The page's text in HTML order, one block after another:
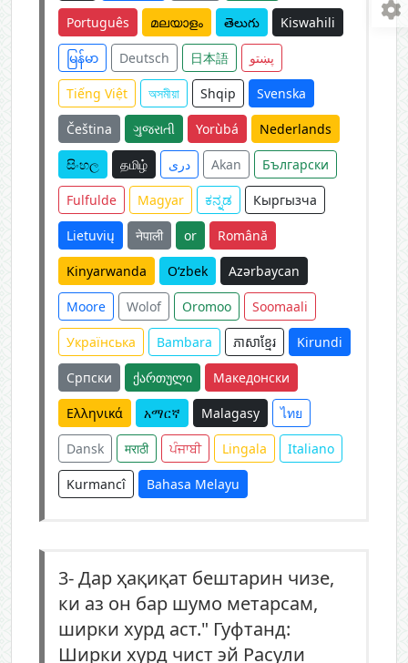
Português മലയാളം తెలుగు Kiswahili
မြန်မာ Deutsch 日本語 پښتو
Tiếng Việt অসমীয়া Shqip Svenska
Čeština ગુજરાતી Yorùbá Nederlands
සිංහල தமிழ் دری Akan Български
Fulfulde Magyar ಕನ್ನಡ Кыргызча
Lietuvių नेपाली or Română
Kinyarwanda O‘zbek Azərbaycan
Moore Wolof Oromoo Soomaali
Українська Bambara ភាសាខ្មែរ Kirundi
Српски ქართული Македонски
Ελληνικά አማርኛ Malagasy ไทย
Dansk मराठी ਪੰਜਾਬੀ Lingala Italiano
Kurmancî Bahasa Melayu
3-Дар ҳақиқат бештарин чизе,
ки аз он бар шумо метарсам,
ширки хурд аст." Гуфтанд:
Ширки хурд чист эй Расули